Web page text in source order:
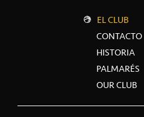
EL CLUB
CONTACTO
HISTORIA
PALMARÉS
OUR CLUB